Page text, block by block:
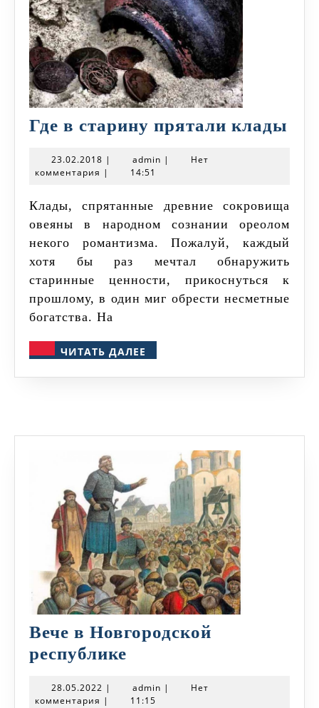
Где в старину прятали клады
23.02.2018 23.02.2018
| admin admin
|
Нет
комментария | 14:51
Клады, спрятанные древние сокровища
овеяны в народном сознании ореолом
некого романтизма. Пожалуй, каждый
хотя бы раз мечтал обнаружить
старинные ценности, прикоснуться к
прошлому, в один миг обрести несметные
богатства. На
ЧИТАТЬ ДАЛЕЕ
ДАЛЕЕ
Вече в Новгородской
республике
Новгородской
28.05.2022 28.05.2022
| admin admin
|
Нет
комментария | 11:15